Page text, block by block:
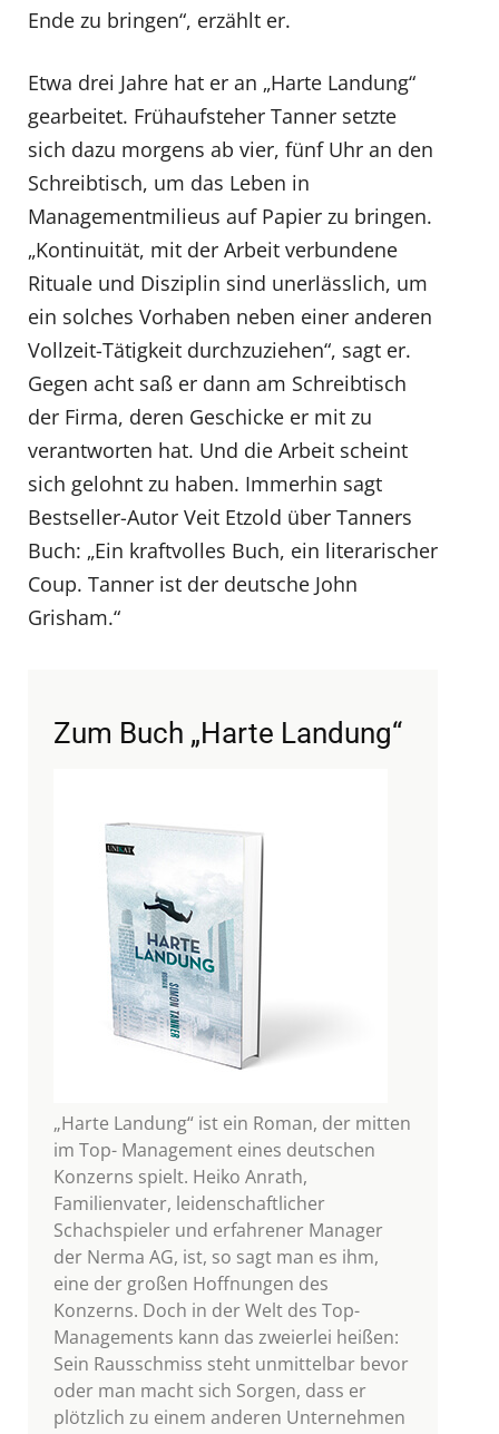
Ende zu bringen“, erzählt er.
Etwa drei Jahre hat er an „Harte Landung“
gearbeitet. Frühaufsteher Tanner setzte
sich dazu morgens ab vier, fünf Uhr an den
Schreibtisch, um das Leben in
Managementmilieus auf Papier zu bringen.
„Kontinuität, mit der Arbeit verbundene
Rituale und Disziplin sind unerlässlich, um
ein solches Vorhaben neben einer anderen
Vollzeit-Tätigkeit durchzuziehen“, sagt er.
Gegen acht saß er dann am Schreibtisch
der Firma, deren Geschicke er mit zu
verantworten hat. Und die Arbeit scheint
sich gelohnt zu haben. Immerhin sagt
Bestseller-Autor Veit Etzold über Tanners
Buch: „Ein kraftvolles Buch, ein literarischer
Coup. Tanner ist der deutsche John
Grisham.“
Zum Buch „Harte Landung“
„Harte Landung“ ist ein Roman, der mitten
im Top- Management eines deutschen
Konzerns spielt. Heiko Anrath,
Familienvater, leidenschaftlicher
Schachspieler und erfahrener Manager
der Nerma AG, ist, so sagt man es ihm,
eine der großen Hoffnungen des
Konzerns. Doch in der Welt des Top-
Managements kann das zweierlei heißen:
Sein Rausschmiss steht unmittelbar bevor
oder man macht sich Sorgen, dass er
plötzlich zu einem anderen Unternehmen